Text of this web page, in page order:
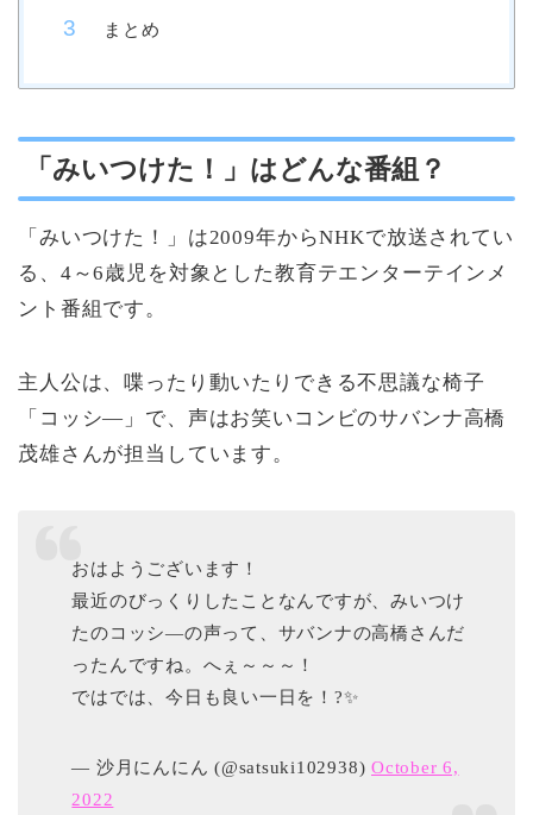
まとめ
「みいつけた！」はどんな番組？
「みいつけた！」は2009年からNHKで放送されてい
る、4～6歳児を対象とした教育テエンターテインメ
ント番組です。
主人公は、喋ったり動いたりできる不思議な椅子
「コッシ―」で、声はお笑いコンビのサバンナ高橋
茂雄さんが担当しています。
おはようございます！
最近のびっくりしたことなんですが、みいつけ
たのコッシ―の声って、サバンナの高橋さんだ
ったんですね。へぇ～～～！
ではでは、今日も良い一日を！?✨
— 沙月にんにん (@satsuki102938)October 6,
2022